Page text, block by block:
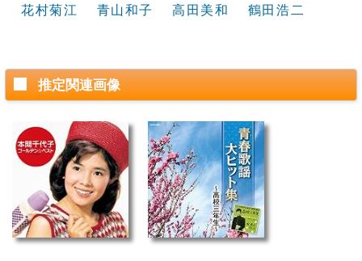
花村菊江 青山和子 高田美和 鶴田浩二
推定関連画像